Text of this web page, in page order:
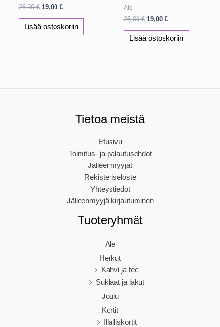
25,00€ Alkuperäinen
oli:
19,00 €Nykyinen
on:
Lisää ostoskoriin
Ale
25,00€ Alkuperäinen
oli:
19,00 €Nykyinen
on:
Lisää ostoskoriin
Tietoa meistä
Etusivu
Toimitus- ja palautusehdot
Jälleenmyyjät
Rekisteriseloste
Yhteystiedot
Jälleenmyyjä kirjautuminen
Tuoteryhmät
Ale
Herkut
Kahvi ja tee
Suklaat ja lakut
Joulu
Kortit
Illalliskortit